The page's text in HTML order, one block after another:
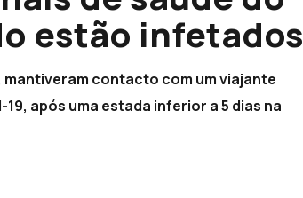
estão infetados
mantiveram contacto com um viajante
após uma estada inferior a 5 dias na